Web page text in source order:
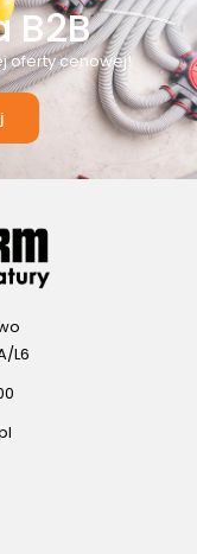
B2B
oferty cenowej!
L6